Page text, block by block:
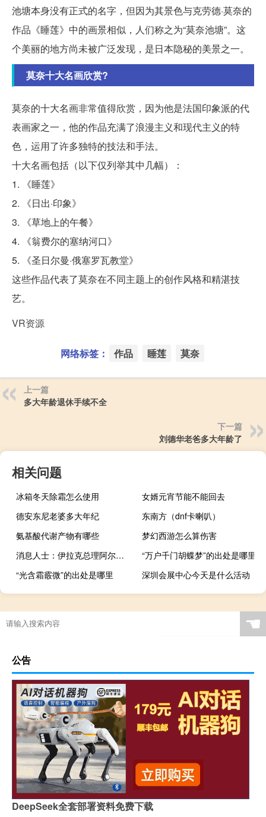
池塘本身没有正式的名字，但因为其景色与克劳德·莫奈的
作品《睡莲》中的画景相似，人们称之为“莫奈池塘”。这
个美丽的地方尚未被广泛发现，是日本隐秘的美景之一。
莫奈十大名画欣赏?
莫奈的十大名画非常值得欣赏，因为他是法国印象派的代
表画家之一，他的作品充满了浪漫主义和现代主义的特
色，运用了许多独特的技法和手法。
十大名画包括（以下仅列举其中几幅）：
1. 《睡莲》
2. 《日出·印象》
3. 《草地上的午餐》
4. 《翁费尔的塞纳河口》
5. 《圣日尔曼·俄塞罗瓦教堂》
这些作品代表了莫奈在不同主题上的创作风格和精湛技
艺。
VR资源
网络标签： 作品 睡莲 莫奈
上一篇
多大年龄退休手续不全
下一篇
刘德华老爸多大年龄了
相关问题
冰箱冬天除霜怎么使用
女婿元宵节能不能回去
德安东尼老婆多大年纪
东南方（dnf卡喇叭）
氨基酸代谢产物有哪些
梦幻西游怎么算伤害
消息人士：伊拉克总理阿尔苏达尼将于10月10日和11日访问莫斯科与俄罗斯总统普京会面
“万户千门胡蝶梦”的出处是哪里
“光含霜霰微”的出处是哪里
深圳会展中心今天是什么活动
☚
公告
DeepSeek全套部署资料免费下载